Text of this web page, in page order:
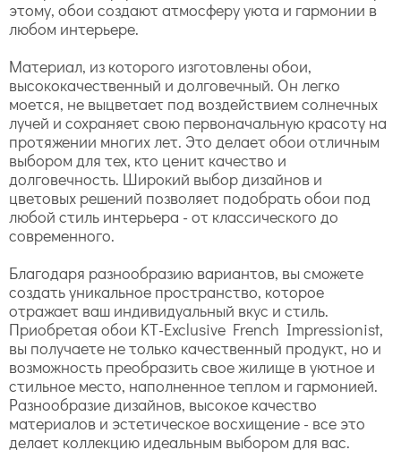
этому, обои создают атмосферу уюта и гармонии в
любом интерьере.
Материал, из которого изготовлены обои,
высококачественный и долговечный. Он легко
моется, не выцветает под воздействием солнечных
лучей и сохраняет свою первоначальную красоту на
протяжении многих лет. Это делает обои отличным
выбором для тех, кто ценит качество и
долговечность. Широкий выбор дизайнов и
цветовых решений позволяет подобрать обои под
любой стиль интерьера - от классического до
современного.
Благодаря разнообразию вариантов, вы сможете
создать уникальное пространство, которое
отражает ваш индивидуальный вкус и стиль.
Приобретая обои KT-Exclusive French Impressionist,
вы получаете не только качественный продукт, но и
возможность преобразить свое жилище в уютное и
стильное место, наполненное теплом и гармонией.
Разнообразие дизайнов, высокое качество
материалов и эстетическое восхищение - все это
делает коллекцию идеальным выбором для вас.